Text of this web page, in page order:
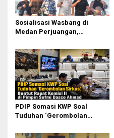
Sosialisasi Wasbang di
Medan Perjuangan,
Perjuangkan Ruang Bermain
Anak
PDIP Somasi KWP Soal
Tuduhan ‘Gerombolan
II Dipimpin Sufmi Dasco